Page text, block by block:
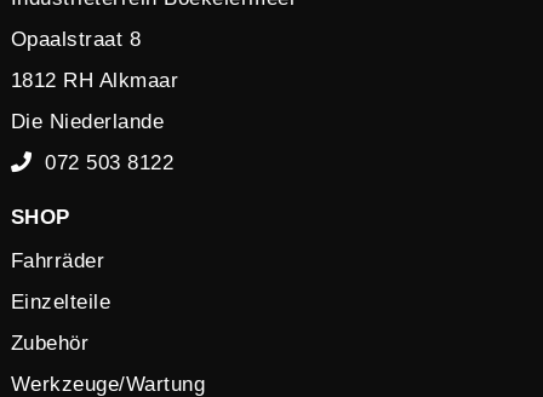
Opaalstraat 8
1812 RH Alkmaar
Die Niederlande
072 503 8122
SHOP
Fahrräder
Einzelteile
Zubehör
Werkzeuge/Wartung